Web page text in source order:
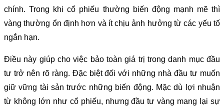
chính. Trong khi cổ phiếu thường biến động mạnh mẽ thì
vàng thường ổn định hơn và ít chịu ảnh hưởng từ các yếu tố
ngắn hạn.
Điều này giúp cho việc bảo toàn giá trị trong danh mục đầu
tư trở nên rõ ràng. Đặc biệt đối với những nhà đầu tư muốn
giữ vững tài sản trước những biến động. Mặc dù lợi nhuận
từ không lớn như cổ phiếu, nhưng đầu tư vàng mang lại sự